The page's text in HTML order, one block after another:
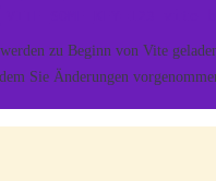
zu Beginn von Vite
Sie Änderungen